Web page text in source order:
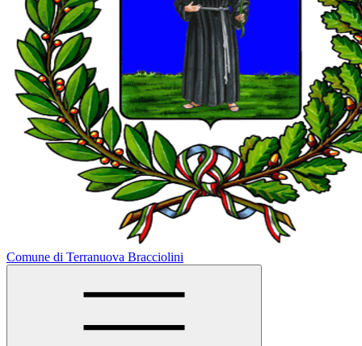
Comune di Terranuova Bracciolini